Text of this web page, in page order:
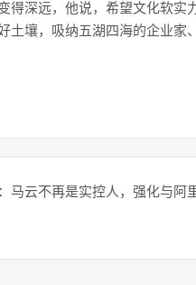
得深远，他说，希望文化软
土壤，吸纳五湖四海的企业家
马云不再是实控人，强化与阿